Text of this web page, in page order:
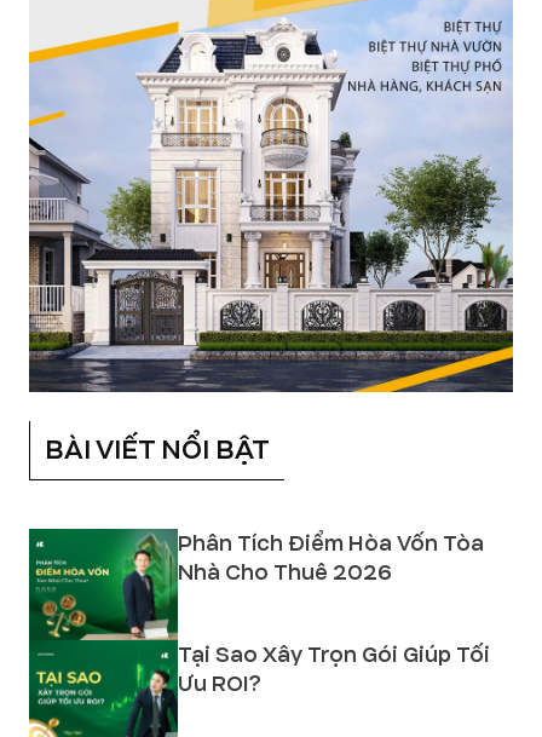
BÀI VIẾT NỔI BẬT
Phân Tích Điểm Hòa Vốn Tòa
Nhà Cho Thuê 2026
Tại Sao Xây Trọn Gói Giúp Tối
Ưu ROI?